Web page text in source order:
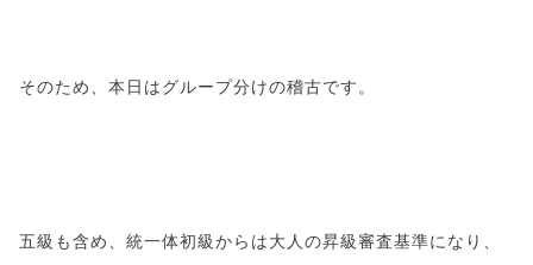
そのため、本日はグループ分けの稽古です。
五級も含め、統一体初級からは大人の昇級審査基準になり、